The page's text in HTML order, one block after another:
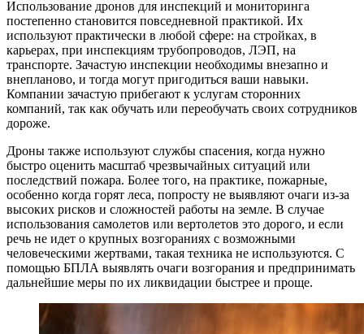
Использование дронов для инспекций и мониторинга
постепенно становится повседневной практикой. Их
используют практически в любой сфере: на стройках, в
карьерах, при инспекциям трубопроводов, ЛЭП, на
транспорте. Зачастую инспекции необходимы внезапно и
внепланово, и тогда могут пригодиться ваши навыки.
Компании зачастую прибегают к услугам сторонних
компаний, так как обучать или переобучать своих сотрудников
дороже.
Дроны также используют службы спасения, когда нужно
быстро оценить масштаб чрезвычайных ситуаций или
последствий пожара. Более того, на практике, пожарные,
особенно когда горят леса, попросту не выявляют очаги из-за
высоких рисков и сложностей работы на земле. В случае
использования самолетов или вертолетов это дорого, и если
речь не идет о крупных возгораниях с возможными
человеческими жертвами, такая техника не используются. С
помощью БПЛА выявлять очаги возгорания и предпринимать
дальнейшие меры по их ликвидации быстрее и проще.